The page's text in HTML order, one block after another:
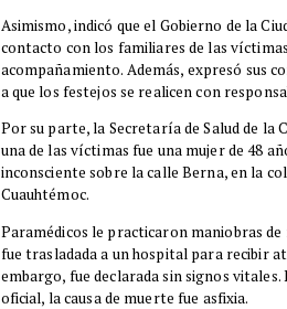
Asimismo, indicó que el Gobierno de la
contacto con los familiares de las
acompañamiento. Además, expresó sus
a que los festejos se realicen con
Por su parte, la Secretaría de Salud de la
una de las víctimas fue una mujer de 48
inconsciente sobre la calle Berna, en la
Cuauhtémoc.
Paramédicos le practicaron maniobras
fue trasladada a un hospital para recibir
embargo, fue declarada sin signos
oficial, la causa de muerte fue asfixia.